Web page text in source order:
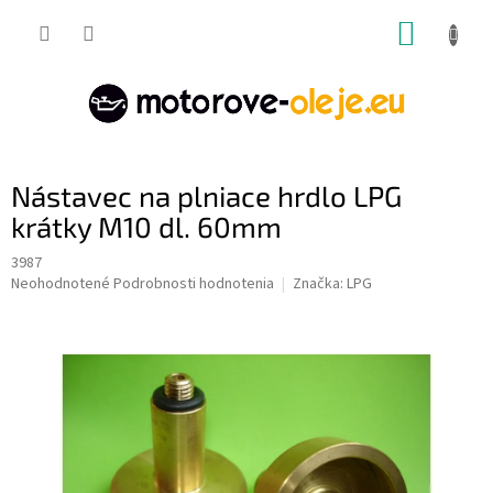
Nástavec na plniace hrdlo LPG
krátky M10 dl. 60mm
3987
Priemerné
Neohodnotené Podrobnosti hodnotenia Značka: LPG